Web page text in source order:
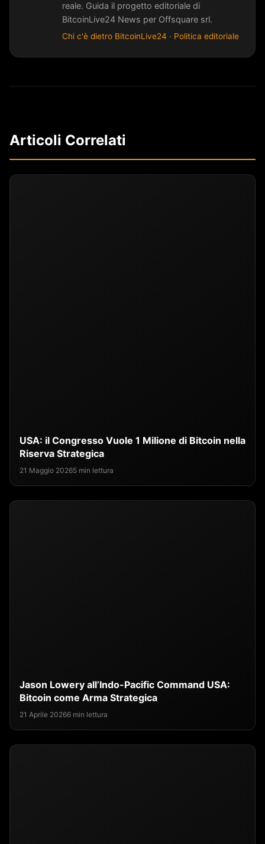
reale. Guida il progetto editoriale di
BitcoinLive24 News per Offsquare srl.
Chi c'è dietro BitcoinLive24 · Politica editoriale
Articoli Correlati
USA: il Congresso Vuole 1 Milione di Bitcoin nella
Riserva Strategica
21 Maggio 20265 min lettura
Jason Lowery all’Indo-Pacific Command USA:
Bitcoin come Arma Strategica
21 Aprile 20266 min lettura